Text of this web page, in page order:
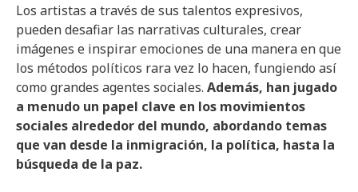
Los artistas a través de sus talentos expresivos,
pueden desafiar las narrativas culturales, crear
imágenes e inspirar emociones de una manera en que
los métodos políticos rara vez lo hacen, fungiendo así
como grandes agentes sociales. Además, han jugado
a menudo un papel clave en los movimientos
sociales alrededor del mundo, abordando temas
que van desde la inmigración, la política, hasta la
búsqueda de la paz.